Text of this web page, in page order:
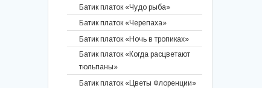
Батик кашне
Батик палантин "Маки в лунном
свете"
Батик шарф «Фуксия» и «Космея»
Батик шарф «Мальвы» и
«Клематисы в саду»
Батик платок «Чудо рыба»
Батик платок «Черепаха»
Батик платок «Ночь в тропиках»
Батик платок «Когда расцветают
тюльпаны»
Батик платок «Цветы Флоренции»